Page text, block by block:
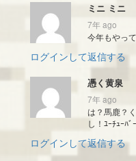
ミニ ミニ
7年 ago
今年もやっ
ログインして返信する
憑く黄泉
7年 ago
は？馬鹿？
し！ﾕｰﾁｭｰﾊﾞ
ログインして返信する